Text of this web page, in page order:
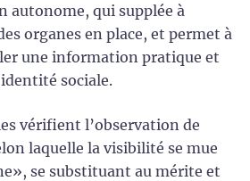
autonome, qui supplée à
organes en place, et permet à
une information pratique et
sociale.
vérifient l’observation de
laquelle la visibilité se mue
se substituant au mérite et